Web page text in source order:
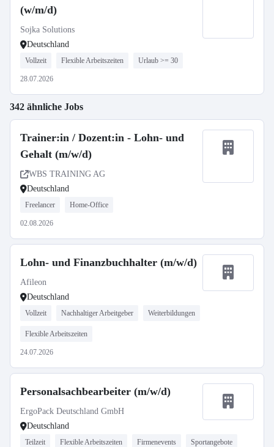
(w/m/d)
Sojka Solutions
Deutschland
Vollzeit Flexible Arbeitszeiten Urlaub >= 30
28.07.2026
342 ähnliche Jobs
Trainer:in / Dozent:in - Lohn- und
Gehalt (m/w/d)
WBS TRAINING AG
Deutschland
Freelancer Home-Office
02.08.2026
Lohn- und Finanzbuchhalter (m/w/d)
Afileon
Deutschland
Vollzeit Nachhaltiger Arbeitgeber Weiterbildungen
Flexible Arbeitszeiten
24.07.2026
Personalsachbearbeiter (m/w/d)
ErgoPack Deutschland GmbH
Deutschland
Teilzeit Flexible Arbeitszeiten Firmenevents Sportangebote